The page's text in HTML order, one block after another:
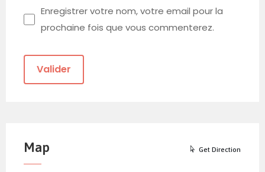
Enregistrer votre nom, votre email pour la
prochaine fois que vous commenterez.
Map Get Direction